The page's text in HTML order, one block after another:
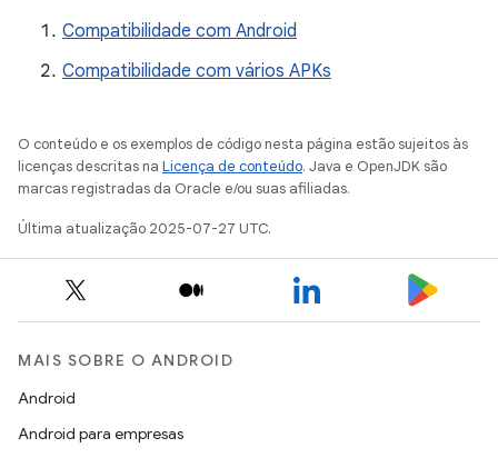
Compatibilidade com Android
Compatibilidade com vários APKs
O conteúdo e os exemplos de código nesta página estão sujeitos às
licenças descritas na Licença de conteúdo. Java e OpenJDK são
marcas registradas da Oracle e/ou suas afiliadas.
Última atualização 2025-07-27 UTC.
MAIS SOBRE O ANDROID
Android
Android para empresas